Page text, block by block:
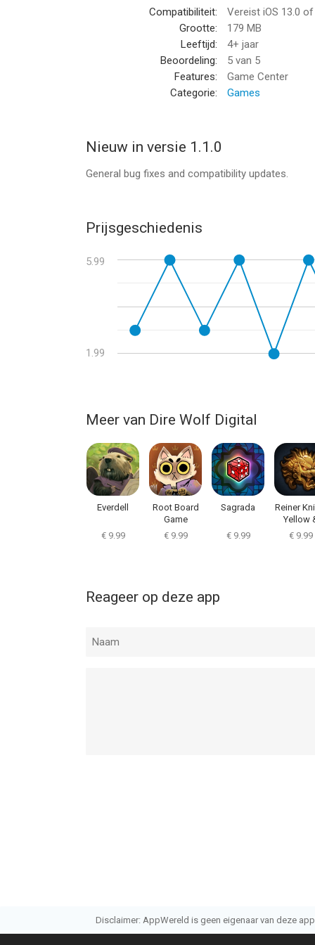
The Fox in the Forest van Dire Wolf Digital is
hoger, geschikt bevonden voor gebruikers met
Compatibiliteit:
Vereist iOS 13.0
Grootte:
179 MB
Leeftijd:
4+ jaar
Beoordeling:
5 van 5
Features:
Game Center
Categorie:
Games
Nieuw in versie 1.1.0
General bug fixes and compatibility updates.
Prijsgeschiedenis
5.99
1.99
Meer van Dire Wolf Digital
Everdell
€ 9.99
Root Board
Game
€ 9.99
Sagrada
€ 9.99
Reiner
Yellow
Yangtze
€ 9.99
Reageer op deze app
Disclaimer: AppWereld is geen eigenaar van deze